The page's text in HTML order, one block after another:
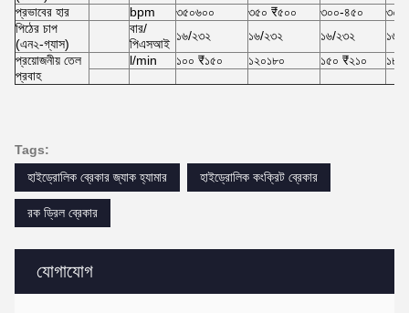
যোগাযোগ
প্রভাবের হার
bpm ৩৫০৬০০ ৩৫০ ₹৫০০ ৩০০-৪৫০
পিঠের চাপ
(এন২-গ্যাস)
বার/
পিএসআই
১৬/২৩২ ১৬/২৩২ ১৬/২৩২
১৬/
প্রয়োজনীয় তেল
প্রবাহ
l/min ১০০ ₹১৫০ ১২০১৮০ ১৫০ ₹২১০ ১৮০
Tags:
হাইড্রোলিক ব্রেকার জ্যাক হ্যামার
হাইড্রোলিক কংক্রিট ব্রেকার
রক ড্রিল ব্রেকার